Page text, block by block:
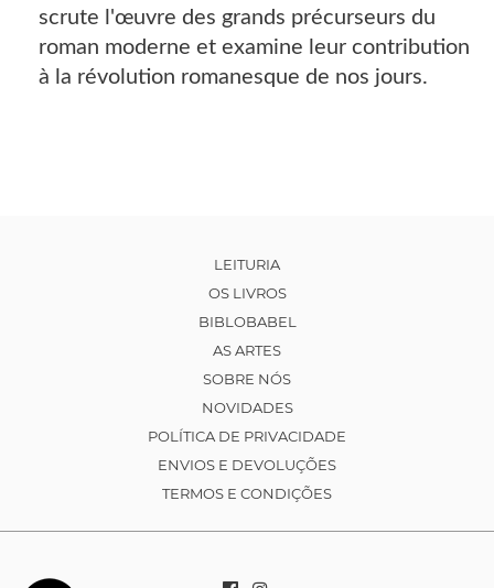
scrute l'œuvre des grands précurseurs du
roman moderne et examine leur contribution
à la révolution romanesque de nos jours.
LEITURIA
OS LIVROS
BIBLOBABEL
AS ARTES
SOBRE NÓS
NOVIDADES
POLÍTICA DE PRIVACIDADE
ENVIOS E DEVOLUÇÕES
TERMOS E CONDIÇÕES